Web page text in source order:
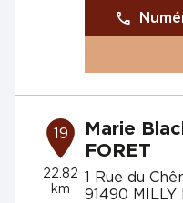
19
22.82
km
Marie
FORET
1 Rue du
91490 MILLY